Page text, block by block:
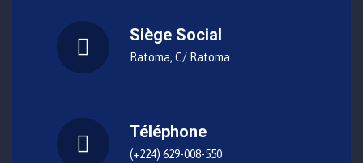
Siège Social
Ratoma, C/ Ratoma
Téléphone
(+224) 629-008-550